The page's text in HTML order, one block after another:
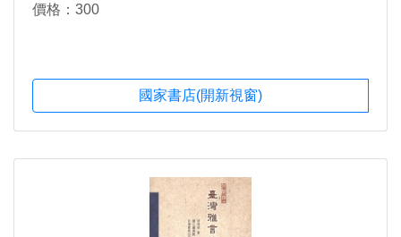
價格：300
國家書店(開新視窗)